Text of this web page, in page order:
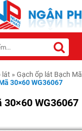
lát » Gạch ốp lát Bạch Mã
30×60 WG36067
30×60 WG36067